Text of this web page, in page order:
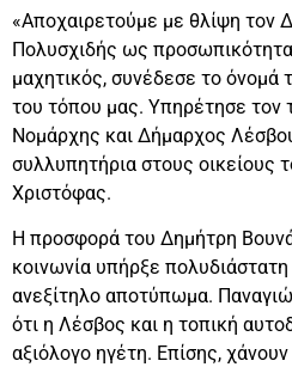
«Αποχαιρετούμε με θλίψη τον
Πολυσχιδής ως
μαχητικός, συνέδεσε το όνομά
του τόπου μας. Υπηρέτησε
Νομάρχης και Δήμαρχος
συλλυπητήρια στους οικείους
Χριστόφας.
Η προσφορά του Δημήτρη
κοινωνία υπήρξε
ανεξίτηλο αποτύπωμα.
ότι η Λέσβος και η τοπική
αξιόλογο ηγέτη. Επίσης,